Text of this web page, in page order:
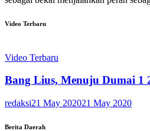
Video Terbaru
Video Terbaru
Bang Lius, Menuju Dumai 1
redaksi21 May 202021 May 2020
Berita Daerah